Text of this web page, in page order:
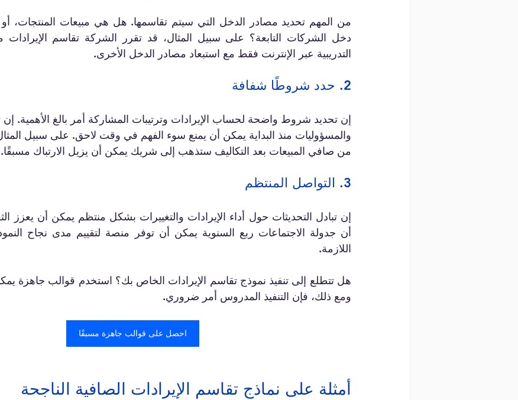
التدريبية عبر الإنترنت فقط مع استبعاد مصادر الدخل الأخرى.
2. حدد شروطًا شفافة
إن تحديد شروط واضحة لحساب الإيرادات وترتيبات المشاركة أمر بالغ الأهمية. إن
من صافي المبيعات بعد التكاليف ستذهب إلى شريك يمكن أن يزيل الارتباك مسبقًا.
3. التواصل المنتظم
اللازمة.
ومع ذلك، فإن التنفيذ المدروس أمر ضروري.
احصل على قوالب جاهزة مسبقًا
أمثلة على نماذج تقاسم الإيرادات الصافية الناجحة